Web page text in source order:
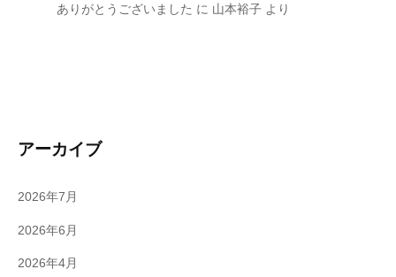
ありがとうございました に 山本裕子より
アーカイブ
2026年7月
2026年6月
2026年4月